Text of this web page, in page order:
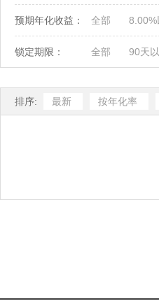
预期年化收益： 全部 8.00%
锁定期限： 全部 90天
排序: 最新 按年化率